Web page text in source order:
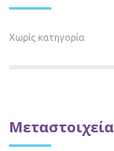
Χωρίς κατηγορία
Μεταστοιχεία